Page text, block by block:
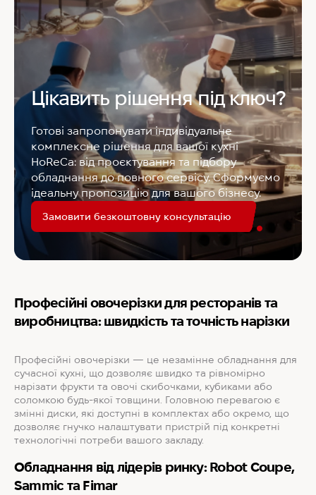
Цікавить рішення під ключ?
Готові запропонувати індивідуальне
комплексне рішення для вашої кухні
HoReCa: від проєктування та підбору
обладнання до повного сервісу. Сформуємо
ідеальну пропозицію для вашого бізнесу.
Замовити безкоштовну консультацію
Професійні овочерізки для ресторанів та
виробництва: швидкість та точність нарізки
Професійні овочерізки — це незамінне обладнання для
сучасної кухні, що дозволяє швидко та рівномірно
нарізати фрукти та овочі скибочками, кубиками або
соломкою будь-якої товщини. Головною перевагою є
змінні диски, які доступні в комплектах або окремо, що
дозволяє гнучко налаштувати пристрій під конкретні
технологічні потреби вашого закладу.
Обладнання від лідерів ринку: Robot Coupe,
Sammic та Fimar